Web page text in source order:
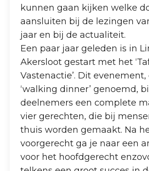
kunnen gaan kijken welke
aansluiten bij de lezingen
jaar en bij de actualiteit.
Een paar jaar geleden is in
Akersloot gestart met het
Vastenactie’. Dit evenement,
‘walking dinner’ genoemd,
deelnemers een complete
vier gerechten, die bij
thuis worden gemaakt. Na
voorgerecht ga je naar een
voor het hoofdgerecht